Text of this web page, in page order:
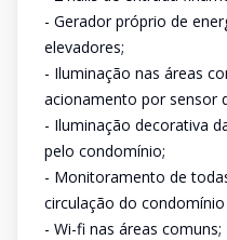
- Gerador próprio de
elevadores;
- Iluminação nas áreas
acionamento por sensor
- Iluminação decorativa
pelo condomínio;
- Monitoramento de
circulação do
- Wi-fi nas áreas comuns;